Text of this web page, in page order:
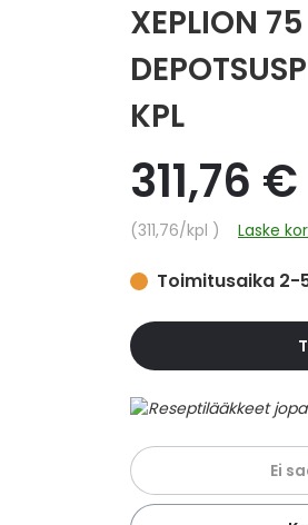
XEPLION
KPL
311,76 €
Yksikköhinta
311,76/kpl Laske
Toimitusaika 2-
Ei